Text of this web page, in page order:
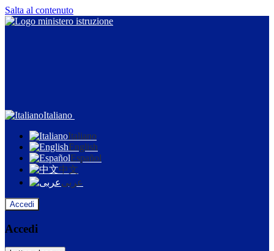
Salta al contenuto
Italiano
Italiano
English
Español
中文
عربى
Accedi
Accedi